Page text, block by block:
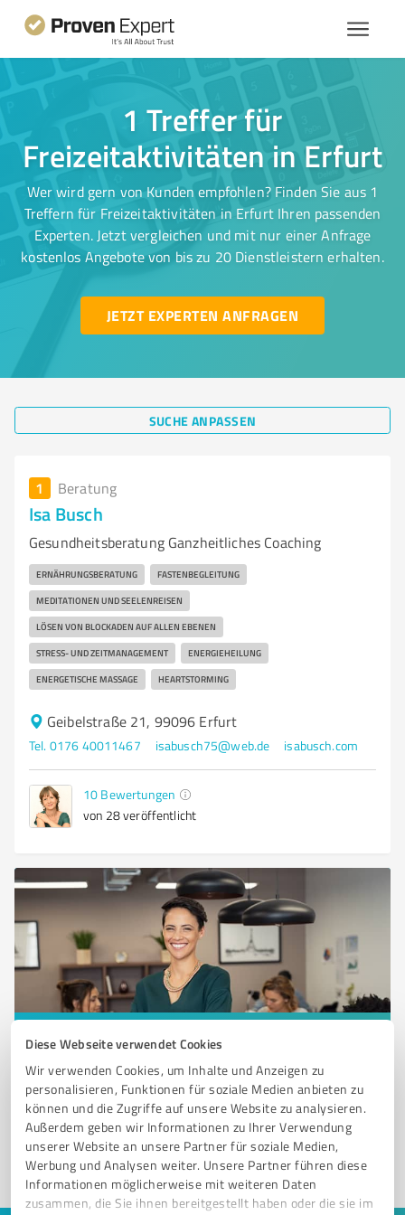
Diese Webseite verwendet Cookies
Wir verwenden Cookies, um Inhalte und Anzeigen zu
personalisieren, Funktionen für soziale Medien anbieten zu
können und die Zugriffe auf unsere Website zu analysieren.
Außerdem geben wir Informationen zu Ihrer Verwendung
unserer Website an unsere Partner für soziale Medien,
Werbung und Analysen weiter. Unsere Partner führen diese
Informationen möglicherweise mit weiteren Daten
zusammen, die Sie ihnen bereitgestellt haben oder die sie im
1 Treffer für
Freizeitaktivitäten in Erfurt
Wer wird gern von Kunden empfohlen? Finden Sie aus 1
Treffern für Freizeitaktivitäten in Erfurt Ihren passenden
Experten. Jetzt vergleichen und mit nur einer Anfrage
kostenlos Angebote von bis zu 20 Dienstleistern erhalten.
JETZT EXPERTEN ANFRAGEN
SUCHE ANPASSEN
1 Beratung
Isa Busch
Gesundheitsberatung Ganzheitliches Coaching
ERNÄHRUNGSBERATUNG FASTENBEGLEITUNG
MEDITATIONEN UND SEELENREISEN
LÖSEN VON BLOCKADEN AUF ALLEN EBENEN
STRESS- UND ZEITMANAGEMENT ENERGIEHEILUNG
ENERGETISCHE MASSAGE HEARTSTORMING
Geibelstraße 21, 99096 Erfurt
Tel. 0176 40011467 isabusch75@web.de isabusch.com
10 Bewertungen
von 28 veröffentlicht
Sie möchten auch hier gelistet werden?
Registrieren Sie sich jetzt und werden Sie ein von
Kunden empfohlener ProvenExpert!
1